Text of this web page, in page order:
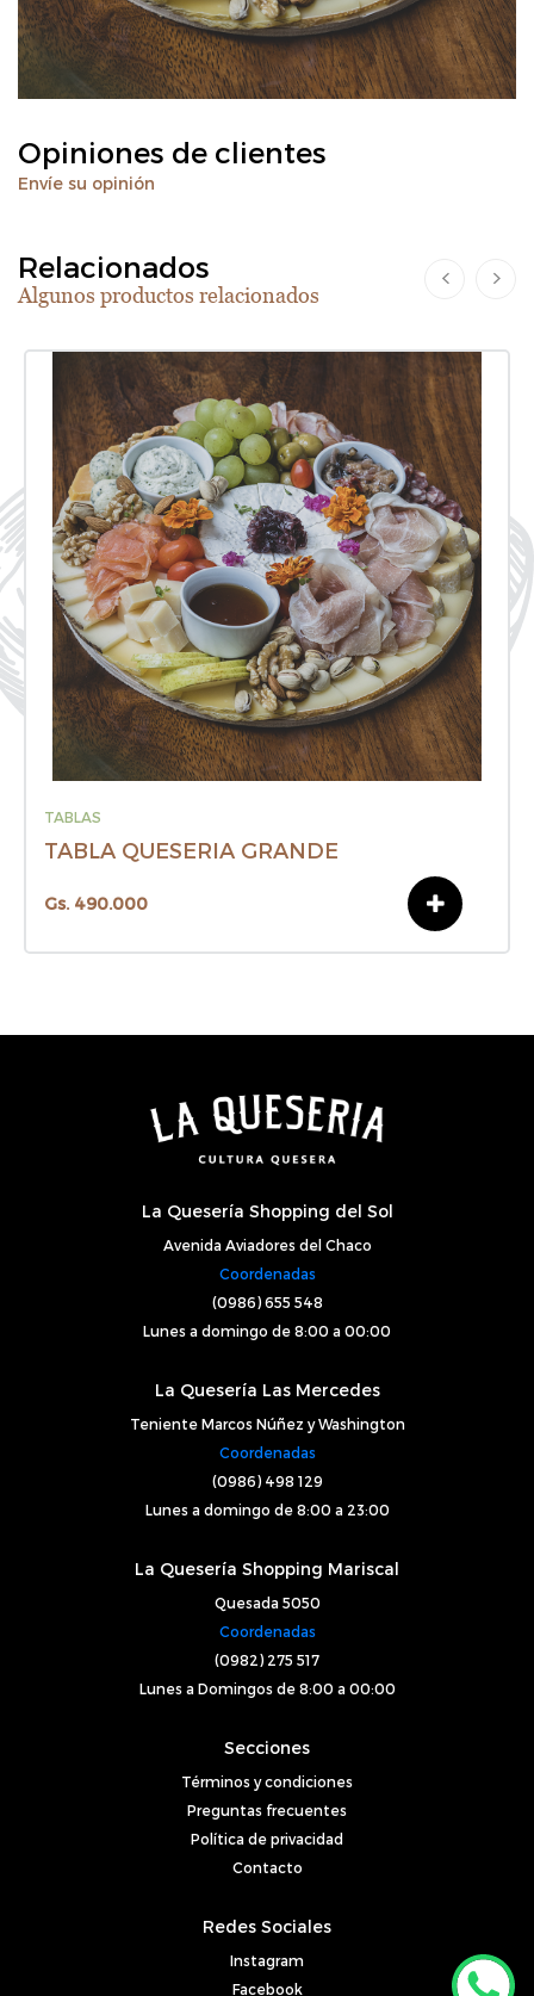
Opiniones de clientes
Envíe su opinión
Relacionados
Algunos productos relacionados
QUESERIA GRANDE
490.000
La Quesería Shopping del Sol
Avenida Aviadores del Chaco
Coordenadas
(0986) 655 548
Lunes a domingo de 8:00 a 00:00
La Quesería Las Mercedes
Teniente Marcos Núñez y Washington
Coordenadas
(0986) 498 129
Lunes a domingo de 8:00 a 23:00
La Quesería Shopping Mariscal
Quesada 5050
Coordenadas
(0982) 275 517
Lunes a Domingos de 8:00 a 00:00
Secciones
Términos y condiciones
Preguntas frecuentes
Política de privacidad
Contacto
Redes Sociales
Instagram
Facebook